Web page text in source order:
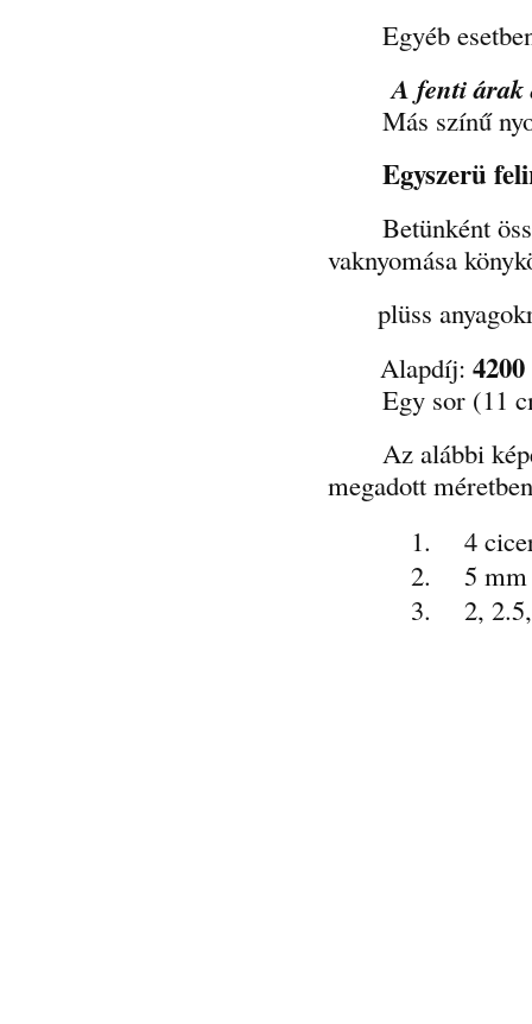
Egyéb esetben
A fenti árak
Más színű
Egyszerü
Betünként
vaknyomása
plüss
Alapdíj:4200
Egy sor (11
Az alábbi
megadott
1. 4 cicero
2. 5 mm
3. 2, 2.5, 3